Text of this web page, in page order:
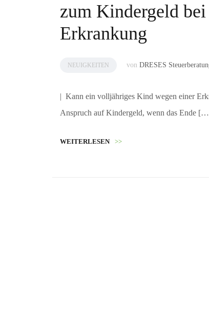
zum Kindergeld
Erkrankung
NEUIGKEITEN von DRESES
| Kann ein volljähriges Kind wegen einer
Anspruch auf Kindergeld, wenn das Ende
WEITERLESEN >>